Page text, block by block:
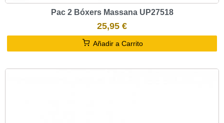
Pac 2 Bóxers Massana UP27518
25,95 €
Añadir a Carrito